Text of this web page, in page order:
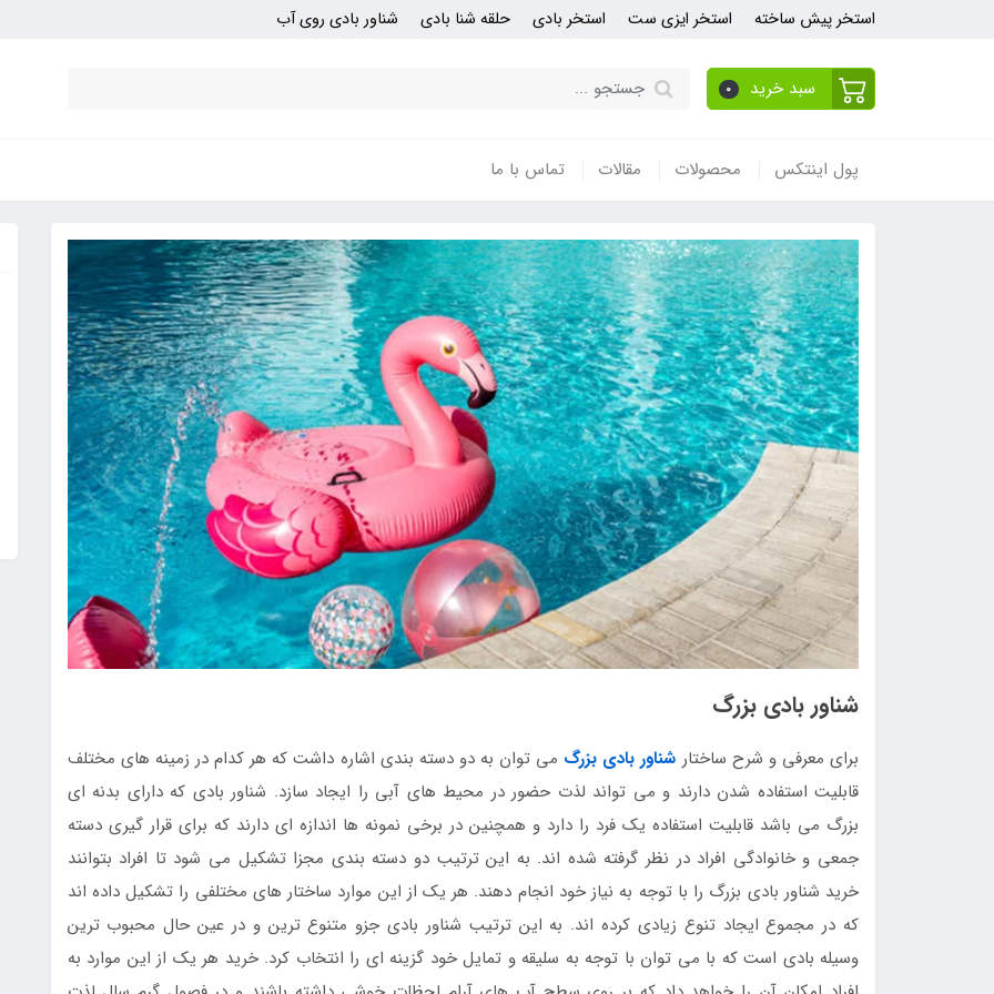
استخر پیش ساخته استخر ایزی ست استخر بادی حلقه شنا بادی شناور بادی روی آب
سبد خرید 0
پول اینتکس محصولات مقالات تماس با ما
شناور بادی بزرگ
برای معرفی و شرح ساختار شناور بادی بزرگ می توان به دو دسته بندی اشاره داشت که هر کدام در زمینه های مختلف
قابلیت استفاده شدن دارند و می تواند لذت حضور در محیط های آبی را ایجاد سازد. شناور بادی که دارای بدنه ای
بزرگ می باشد قابلیت استفاده یک فرد را دارد و همچنین در برخی نمونه ها اندازه ای دارند که برای قرار گیری دسته
جمعی و خانوادگی افراد در نظر گرفته شده اند. به این ترتیب دو دسته بندی مجزا تشکیل می شود تا افراد بتوانند
خرید شناور بادی بزرگ را با توجه به نیاز خود انجام دهند. هر یک از این موارد ساختار های مختلفی را تشکیل داده اند
که در مجموع ایجاد تنوع زیادی کرده اند. به این ترتیب شناور بادی جزو متنوع ترین و در عین حال محبوب ترین
وسیله بادی است که با می توان با توجه به سلیقه و تمایل خود گزینه ای را انتخاب کرد. خرید هر یک از این موارد به